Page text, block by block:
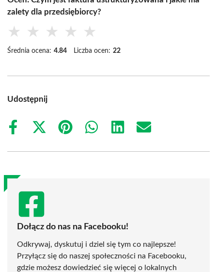
zalety dla przedsiębiorcy?
★ ★ ★ ★ ★
Średnia ocena: 4.84 Liczba ocen: 22
Udostępnij
Share
Share
(Twitter)
Share
Share
Share
Share
Dołącz do nas na Facebooku!
Odkrywaj, dyskutuj i dziel się tym co najlepsze!
Przyłącz się do naszej społeczności na Facebooku,
gdzie możesz dowiedzieć się więcej o lokalnych